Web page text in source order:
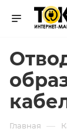
Главная —